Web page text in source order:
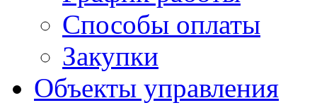
Способы оплаты
Закупки
Объекты управления